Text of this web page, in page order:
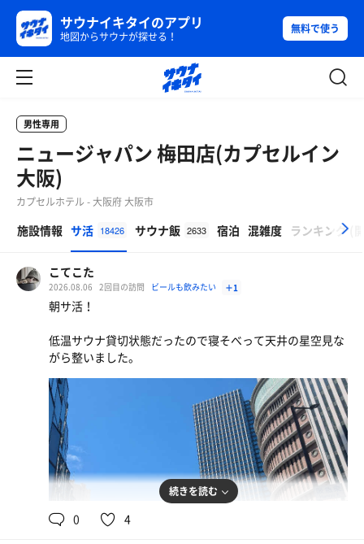
サウナイキタイのアプリ
地図からサウナが探せる！
無料で使う
男性専用
ニュージャパン 梅田店(カプセルイン
大阪)
カプセルホテル - 大阪府 大阪市
施設情報 サ活 18426 サウナ飯 2633 宿泊 混雑度 ランキング
こてこた
2026.08.06 2回目の訪問 ビールも飲みたい ＋1
朝サ活！
低温サウナ貸切状態だったので寝そべって天井の星空見な
がら整いました。
続きを読む
0 4